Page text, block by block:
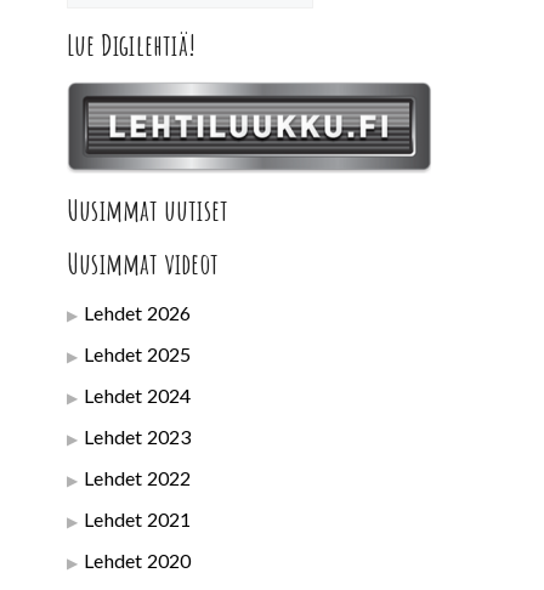
Lue Digilehtiä!
Uusimmat uutiset
Uusimmat videot
Lehdet 2026
Lehdet 2025
Lehdet 2024
Lehdet 2023
Lehdet 2022
Lehdet 2021
Lehdet 2020